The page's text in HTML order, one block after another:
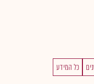
כל המידע